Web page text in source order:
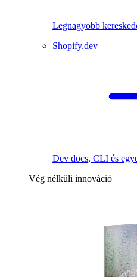
Legnagyobb
Shopify.dev
Dev docs, CLI és
Vég nélküli innováció